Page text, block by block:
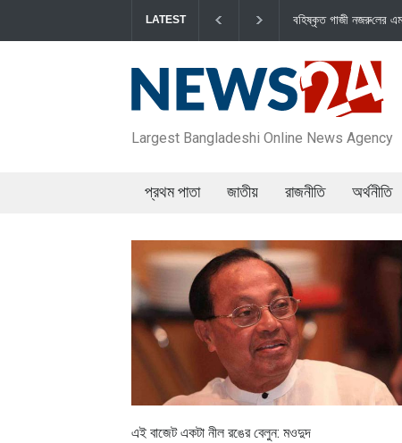
LATEST
বহিষ্কৃত গাজী নজরু‌লের এম‌পি পদ বা‌তি‌লে স্পিকার-ইসিকে
Largest Bangladeshi Online News Agency
প্রথম পাতা জাতীয় রাজনীতি অর্থনীতি
এই বাজেট একটা নীল রঙের বেলুন: মওদুদ